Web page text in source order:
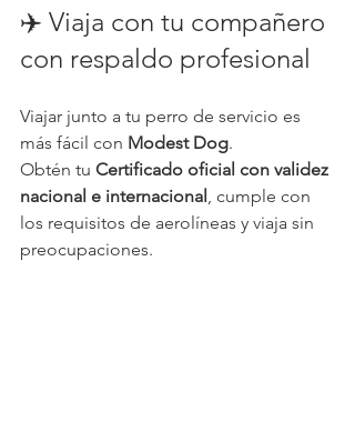
✈️ Viaja con tu compañero
con respaldo profesional
Viajar junto a tu perro de servicio es
más fácil con Modest Dog.
Obtén tu Certificado oficial con validez
nacional e internacional , cumple con
los requisitos de aerolíneas y viaja sin
preocupaciones.